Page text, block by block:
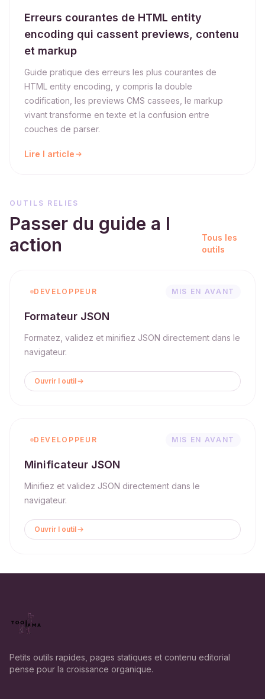
Erreurs courantes de HTML entity
encoding qui cassent previews, contenu
et markup
Guide pratique des erreurs les plus courantes de
HTML entity encoding, y compris la double
codification, les previews CMS cassees, le markup
vivant transforme en texte et la confusion entre
couches de parser.
Lire l article
OUTILS RELIES
Passer du guide a l
action
Tous les
outils
DEVELOPPEUR MIS EN AVANT
Formateur JSON
Formatez, validez et minifiez JSON directement dans le
navigateur.
Ouvrir l outil
DEVELOPPEUR MIS EN AVANT
Minificateur JSON
Minifiez et validez JSON directement dans le
navigateur.
Ouvrir l outil
Petits outils rapides, pages statiques et contenu editorial
pense pour la croissance organique.